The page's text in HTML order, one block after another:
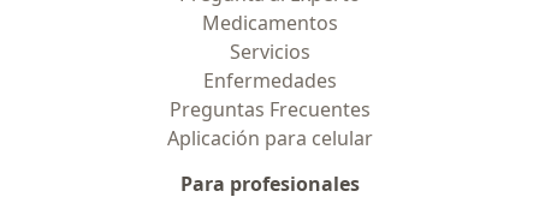
Medicamentos
Servicios
Enfermedades
Preguntas Frecuentes
Aplicación para celular
Para profesionales